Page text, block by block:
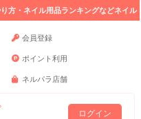
方・ネイル用品ランキングなどネイル
会員登録
ポイント利用
ネルパラ店舗
ログイン